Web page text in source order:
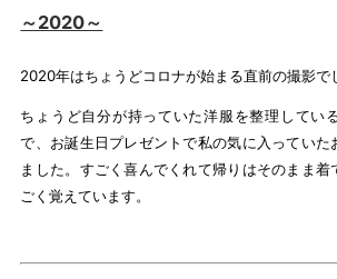
～2020～
2020年はちょうどコロナが始まる直前の撮影で
ちょうど自分が持っていた洋服を整理してい
で、お誕生日プレゼントで私の気に入っていた
ました。すごく喜んでくれて帰りはそのまま着
ごく覚えています。